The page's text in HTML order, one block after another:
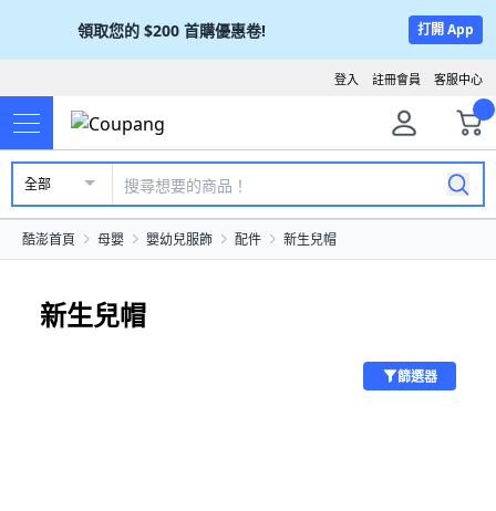
領取您的 $200 首購優惠卷! 打開 App
客服中心
註冊會員
登入
全部
酷澎首頁 母嬰 嬰幼兒服飾 配件 新生兒帽
新生兒帽
篩選器